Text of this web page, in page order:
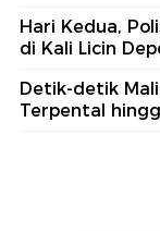
Hari Kedua,
di Kali Licin
Detik-detik
Terpental